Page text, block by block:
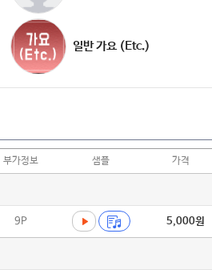
일반 가요 (Etc.)
부가정보 샘플 가격
9P 5,000원